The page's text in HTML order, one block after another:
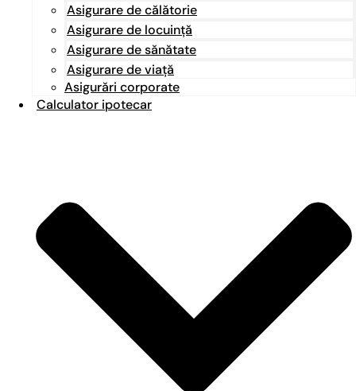
Asigurare de călătorie
Asigurare de locuință
Asigurare de sănătate
Asigurare de viață
Asigurări corporate
Calculator ipotecar